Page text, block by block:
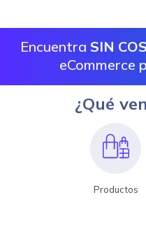
Encuentra SIN
eCommerce
¿Qué
Productos